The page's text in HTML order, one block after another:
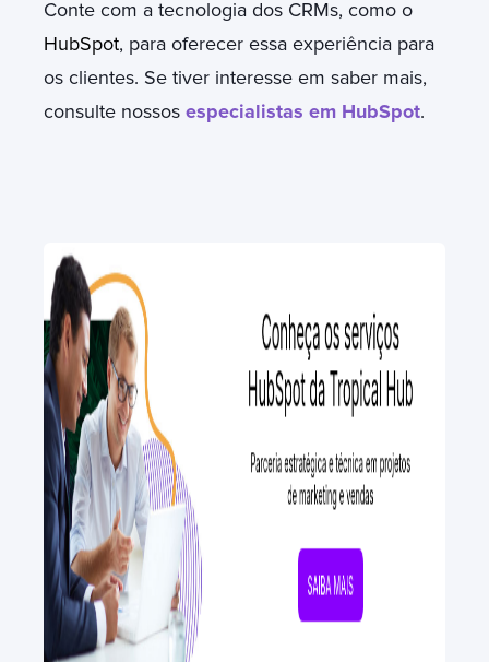
Conte com a tecnologia dos CRMs, como o
HubSpot, para oferecer essa experiência para
os clientes. Se tiver interesse em saber mais,
consulte nossos especialistas em HubSpot.